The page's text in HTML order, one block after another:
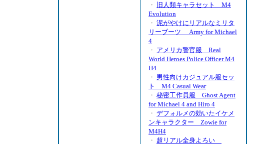
・
旧人類キャラセット M4
Evolution
・ 泥がやけにリアルなミリタ
リーブーツ Army for Michael
4
・ アメリカ警官服 Real
World Heroes Police Officer M4
H4
・ 男性向けカジュアル服セッ
ト M4 Casual Wear
・ 秘密工作員服 Ghost Agent
for Michael 4 and Hiro 4
・ デフォルメの効いたイケメ
ンキャラクター Zowie for
M4H4
・ 超リアル全身よろい